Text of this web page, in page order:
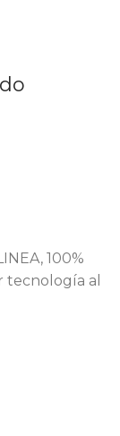
100%
tecnología al